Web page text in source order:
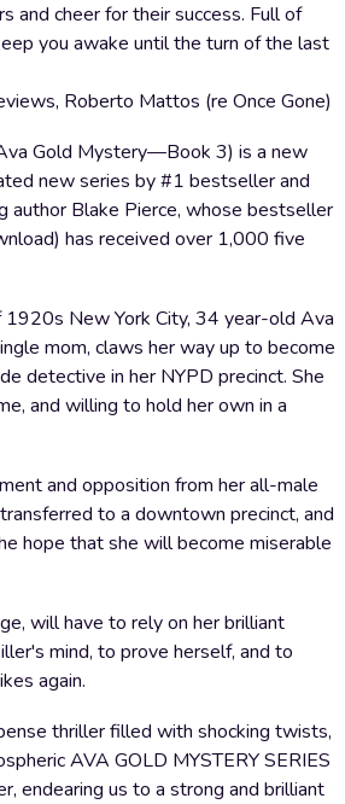
and cheer for their success. Full of
you awake until the turn of the last
Roberto Mattos (re Once Gone)
Gold Mystery—Book 3) is a new
new series by #1 bestseller and
author Blake Pierce, whose bestseller
has received over 1,000 five
New York City, 34 year-old Ava
mom, claws her way up to become
detective in her NYPD precinct. She
and willing to hold her own in a
and opposition from her all-male
to a downtown precinct, and
hope that she will become miserable
will have to rely on her brilliant
mind, to prove herself, and to
again.
thriller filled with shocking twists,
AVA GOLD MYSTERY SERIES
endearing us to a strong and brilliant